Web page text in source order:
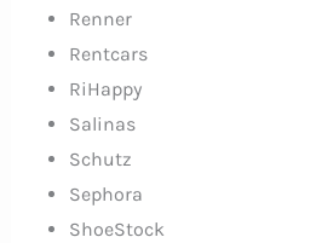
Renner
Rentcars
RiHappy
Salinas
Schutz
Sephora
ShoeStock